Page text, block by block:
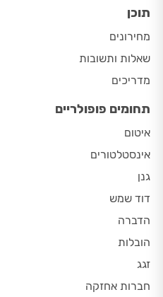
תוכן
מחירונים
שאלות ותשובות
מדריכים
תחומים פופולריים
איטום
אינסטלטורים
גנן
דוד שמש
הדברה
הובלות
זגג
חברות אחזקה